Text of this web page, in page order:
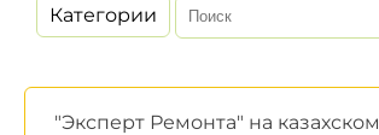
Категории
"Эксперт Ремонта" на казахском